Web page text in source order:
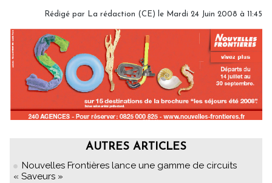
Rédigé par La rédaction (CE) le Mardi 24 Juin 2008 à 11:45
AUTRES ARTICLES
Nouvelles Frontières lance une gamme de circuits
« Saveurs »